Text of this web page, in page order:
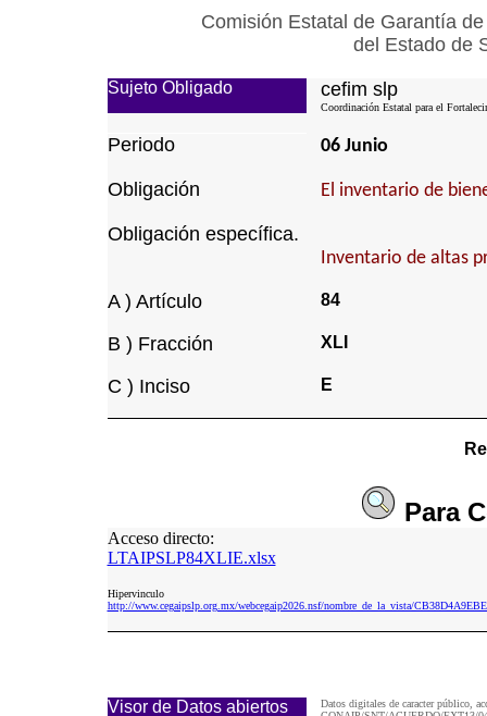
Comisión Estatal de Garantía
del Estado de
Sujeto Obligado cefim slp
Coordinación Estatal para el
Periodo 06 Junio
Obligación El inventario de
Obligación específica.
Inventario de altas
A ) Artículo 84
B ) Fracción XLI
C ) Inciso E
Para
Acceso directo:
LTAIPSLP84XLIE.xlsx
Hipervinculo
http://www.cegaipslp.org.mx/webcegaip2026.nsf/nombre_de_la_vista/
Visor de Datos abiertos
Datos digitales de caracter público,